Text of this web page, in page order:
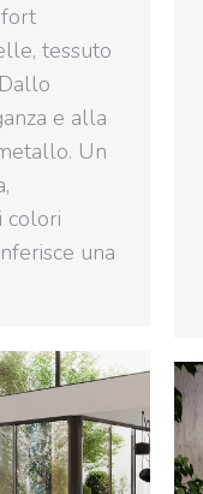
tessuto
e alla
Un
colori
una